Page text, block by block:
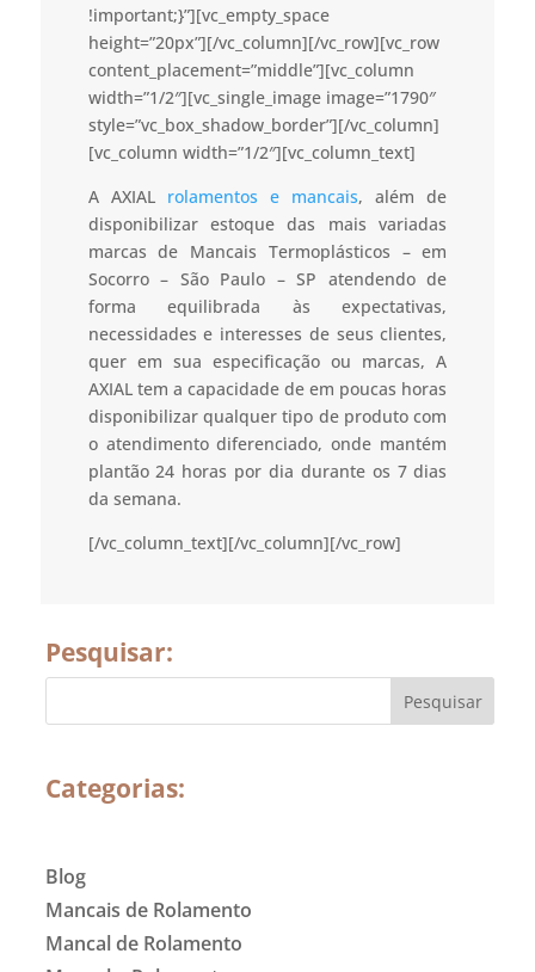
!important;}”][vc_empty_space
height=”20px”][/vc_column][/vc_row][vc_row
content_placement=”middle”][vc_column
width=”1/2″][vc_single_image image=”1790″
style=”vc_box_shadow_border”][/vc_column]
[vc_column width=”1/2″][vc_column_text]
A AXIAL rolamentos e mancais, além de
disponibilizar estoque das mais variadas
marcas de Mancais Termoplásticos – em
Socorro – São Paulo – SP atendendo de
forma equilibrada às expectativas,
necessidades e interesses de seus clientes,
quer em sua especificação ou marcas, A
AXIAL tem a capacidade de em poucas horas
disponibilizar qualquer tipo de produto com
o atendimento diferenciado, onde mantém
plantão 24 horas por dia durante os 7 dias
da semana.
[/vc_column_text][/vc_column][/vc_row]
Pesquisar:
Categorias:
Blog
Mancais de Rolamento
Mancal de Rolamento